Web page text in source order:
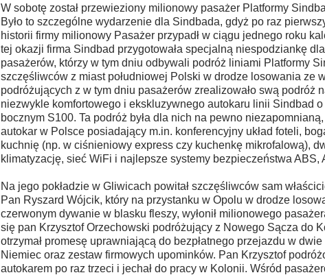
W sobotę został przewieziony milionowy pasażer Platformy
Było to szczególne wydarzenie dla Sindbada, gdyż po raz
historii firmy milionowy Pasażer przypadł w ciągu jednego roku
tej okazji firma Sindbad przygotowała specjalną niespodziankę
pasażerów, którzy w tym dniu odbywali podróż liniami Platformy
szczęśliwców z miast południowej Polski w drodze losowania ze
podróżujących z w tym dniu pasażerów zrealizowało swą podróż
niezwykle komfortowego i ekskluzywnego autokaru linii Sindbad o
bocznym S100. Ta podróż była dla nich na pewno
autokar w Polsce posiadający m.in. konferencyjny układ foteli,
kuchnię (np. w ciśnieniowy express czy kuchenkę mikrofalową),
klimatyzację, sieć WiFi i najlepsze systemy bezpieczeństwa ABS,
Na jego pokładzie w Gliwicach powitał szczęśliwców sam
Pan Ryszard Wójcik, który na przystanku w Opolu w drodze
czerwonym dywanie w blasku fleszy, wyłonił milionowego
się pan Krzysztof Orzechowski podróżujący z Nowego Sącza do
otrzymał promesę uprawniającą do bezpłatnego przejazdu w dwie
Niemiec oraz zestaw firmowych upominków. Pan Krzysztof
autokarem po raz trzeci i jechał do pracy w Kolonii. Wśród